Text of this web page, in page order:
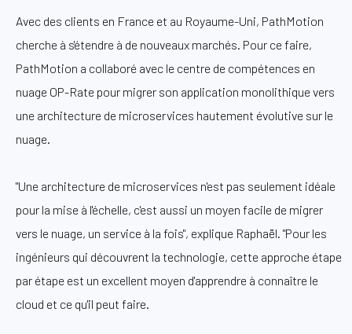
Avec des clients en France et au Royaume-Uni, PathMotion
cherche à s'étendre à de nouveaux marchés. Pour ce faire,
PathMotion a collaboré avec le centre de compétences en
nuage OP-Rate pour migrer son application monolithique vers
une architecture de microservices hautement évolutive sur le
nuage.
"Une architecture de microservices n'est pas seulement idéale
pour la mise à l'échelle, c'est aussi un moyen facile de migrer
vers le nuage, un service à la fois", explique Raphaël. "Pour les
ingénieurs qui découvrent la technologie, cette approche étape
par étape est un excellent moyen d'apprendre à connaître le
cloud et ce qu'il peut faire.